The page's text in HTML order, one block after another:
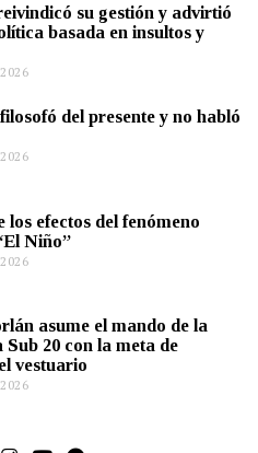
su gestión y advirtió
basada en insultos y
del presente y no habló
los efectos del fenómeno
Niño”
asume el mando de la
Sub 20 con la meta de
vestuario